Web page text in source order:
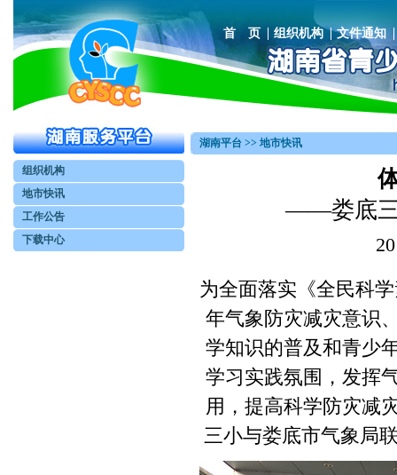
首 页 组织机构 文件通知
组织机构
地市快讯
工作公告
下载中心
湖南平台 >> 地市快讯
——娄底三
为全面落实《全民科
年气象防灾减灾意识
学知识的普及和青少
学习实践氛围，发挥
用，提高科学防灾减
三小与娄底市气象局